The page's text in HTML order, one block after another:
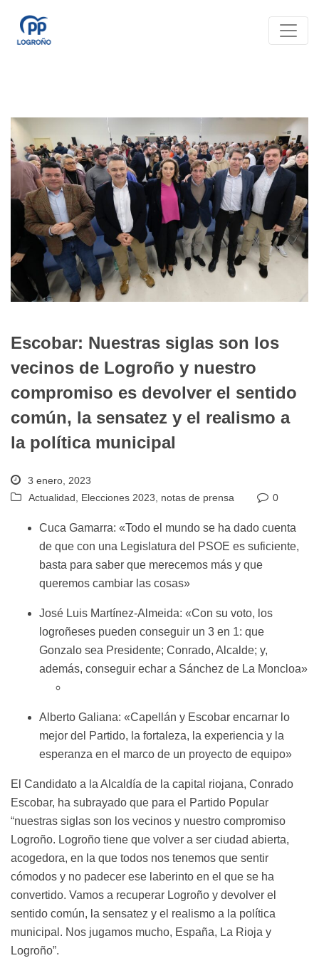
Escobar: Nuestras siglas son los
vecinos de Logroño y nuestro
compromiso es devolver el sentido
común, la sensatez y el realismo a
la política municipal
3 enero, 2023
Actualidad
Elecciones 2023 notas de prensa 0
Cuca Gamarra: «Todo el mundo se ha dado cuenta
de que con una Legislatura del PSOE es suficiente,
basta para saber que merecemos más y que
queremos cambiar las cosas»
José Luis Martínez-Almeida: «Con su voto, los
logroñeses pueden conseguir un 3 en 1: que
Gonzalo sea Presidente; Conrado, Alcalde; y,
además, conseguir echar a Sánchez de La Moncloa»
Alberto Galiana: «Capellán y Escobar encarnar lo
mejor del Partido, la fortaleza, la experiencia y la
esperanza en el marco de un proyecto de equipo»
El Candidato a la Alcaldía de la capital riojana, Conrado
Escobar, ha subrayado que para el Partido Popular
“nuestras siglas son los vecinos y nuestro compromiso
Logroño. Logroño tiene que volver a ser ciudad abierta,
acogedora, en la que todos nos tenemos que sentir
cómodos y no padecer ese laberinto en el que se ha
convertido. Vamos a recuperar Logroño y devolver el
sentido común, la sensatez y el realismo a la política
municipal. Nos jugamos mucho, España, La Rioja y
Logroño”.